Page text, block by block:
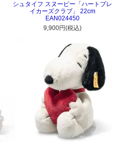
シュタイフ スヌーピー「ハートブレ
イカーズクラブ」 22cm
EAN024450
9,900円(税込)